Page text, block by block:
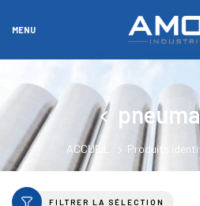
MENU
ACCUEIL Produits
FILTRER LA SÉLECTION